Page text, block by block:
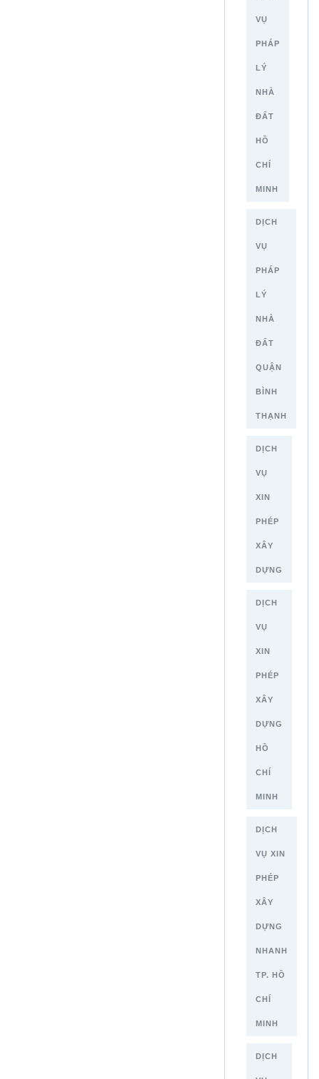
VỤ
PHÁP
LÝ
NHÀ
ĐẤT
HỒ
CHÍ
MINH
DỊCH
VỤ
PHÁP
LÝ
NHÀ
ĐẤT
QUẬN
BÌNH
THẠNH
DỊCH
VỤ
XIN
PHÉP
XÂY
DỰNG
DỊCH
VỤ
XIN
PHÉP
XÂY
DỰNG
HỒ
CHÍ
MINH
DỊCH
VỤ XIN
PHÉP
XÂY
DỰNG
NHANH
TP. HỒ
CHÍ
MINH
DỊCH